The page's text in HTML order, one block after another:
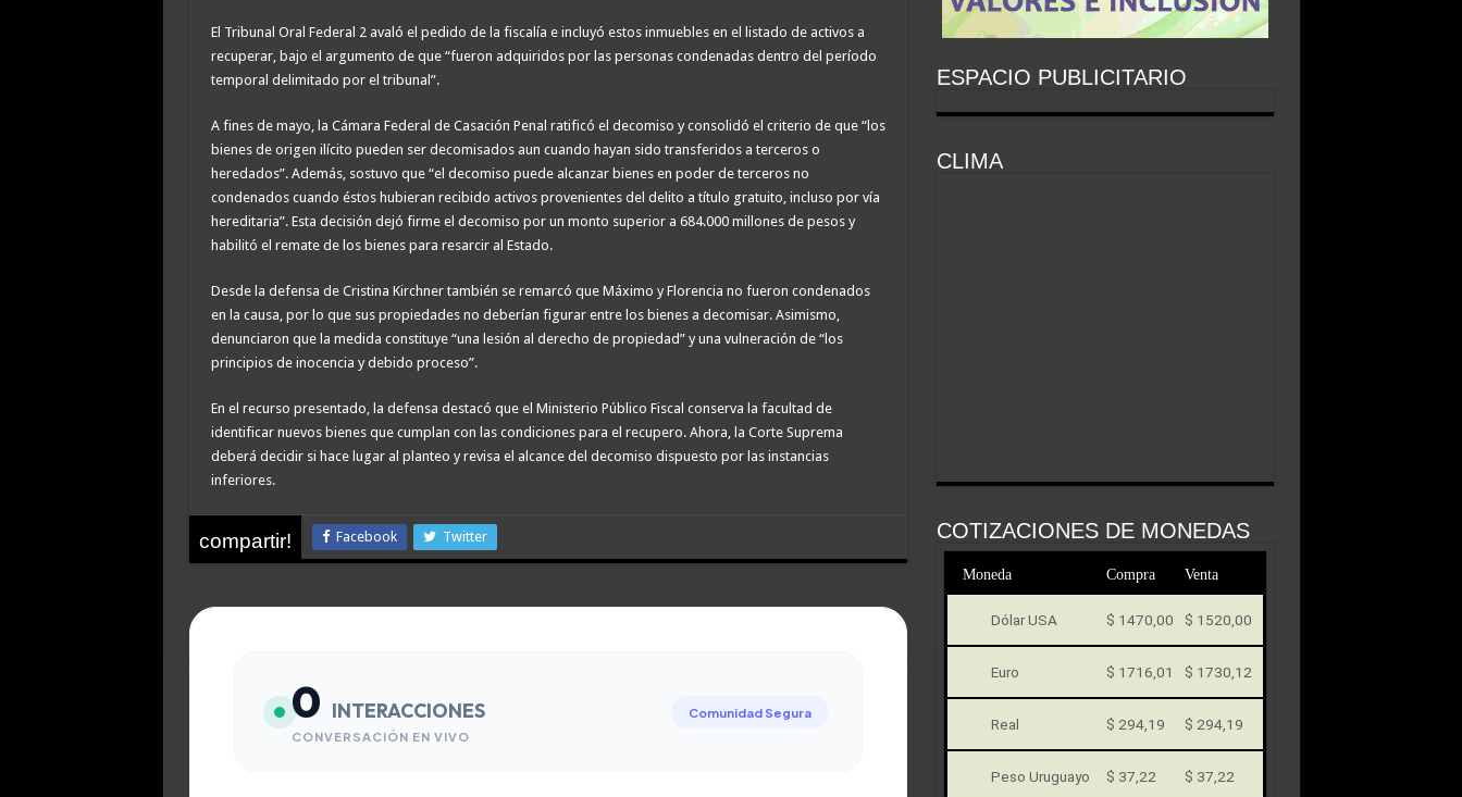
El Tribunal Oral Federal 2 avaló el pedido de la fiscalía e incluyó estos inmuebles en el listado de activos a
recuperar, bajo el argumento de que “fueron adquiridos por las personas condenadas dentro del período
temporal delimitado por el tribunal”.
A fines de mayo, la Cámara Federal de Casación Penal ratificó el decomiso y consolidó el criterio de que “los
bienes de origen ilícito pueden ser decomisados aun cuando hayan sido transferidos a terceros o
heredados”. Además, sostuvo que “el decomiso puede alcanzar bienes en poder de terceros no
condenados cuando éstos hubieran recibido activos provenientes del delito a título gratuito, incluso por vía
hereditaria”. Esta decisión dejó firme el decomiso por un monto superior a 684.000 millones de pesos y
habilitó el remate de los bienes para resarcir al Estado.
Desde la defensa de Cristina Kirchner también se remarcó que Máximo y Florencia no fueron condenados
en la causa, por lo que sus propiedades no deberían figurar entre los bienes a decomisar. Asimismo,
denunciaron que la medida constituye “una lesión al derecho de propiedad” y una vulneración de “los
principios de inocencia y debido proceso”.
En el recurso presentado, la defensa destacó que el Ministerio Público Fiscal conserva la facultad de
identificar nuevos bienes que cumplan con las condiciones para el recupero. Ahora, la Corte Suprema
deberá decidir si hace lugar al planteo y revisa el alcance del decomiso dispuesto por las instancias
inferiores.
compartir! Facebook Twitter
0 INTERACCIONES
CONVERSACIÓN EN VIVO
Comunidad Segura
ESPACIO PUBLICITARIO
CLIMA
COTIZACIONES DE MONEDAS
Moneda Compra Venta
Dólar USA $ 1470,00 $ 1520,00
Euro $ 1716,01 $ 1730,12
Real $ 294,19 $ 294,19
Peso Uruguayo $ 37,22 $ 37,22